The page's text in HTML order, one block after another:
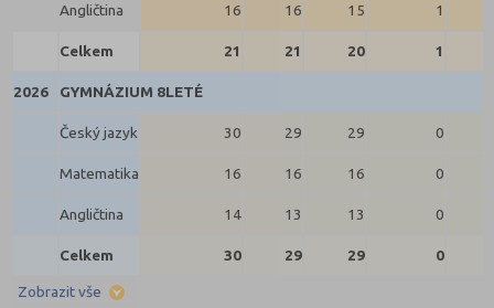
Angličtina 16 16 15 1
Celkem 21 21 20 1
2026 GYMNÁZIUM 8LETÉ
Český jazyk 30 29 29 0
Matematika 16 16 16 0
Angličtina 14 13 13 0
Celkem 30 29 29 0
Zobrazit vše